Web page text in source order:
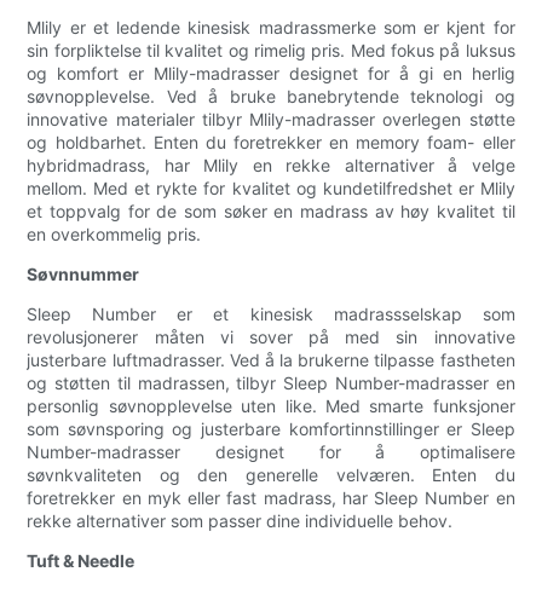
Mlily er et ledende kinesisk madrassmerke som er kjent for
sin forpliktelse til kvalitet og rimelig pris. Med fokus på luksus
og komfort er Mlily-madrasser designet for å gi en herlig
søvnopplevelse. Ved å bruke banebrytende teknologi og
innovative materialer tilbyr Mlily-madrasser overlegen støtte
og holdbarhet. Enten du foretrekker en memory foam- eller
hybridmadrass, har Mlily en rekke alternativer å velge
mellom. Med et rykte for kvalitet og kundetilfredshet er Mlily
et toppvalg for de som søker en madrass av høy kvalitet til
en overkommelig pris.
Søvnnummer
Sleep Number er et kinesisk madrassselskap som
revolusjonerer måten vi sover på med sin innovative
justerbare luftmadrasser. Ved å la brukerne tilpasse fastheten
og støtten til madrassen, tilbyr Sleep Number-madrasser en
personlig søvnopplevelse uten like. Med smarte funksjoner
som søvnsporing og justerbare komfortinnstillinger er Sleep
Number-madrasser designet for å optimalisere
søvnkvaliteten og den generelle velværen. Enten du
foretrekker en myk eller fast madrass, har Sleep Number en
rekke alternativer som passer dine individuelle behov.
Tuft & Needle